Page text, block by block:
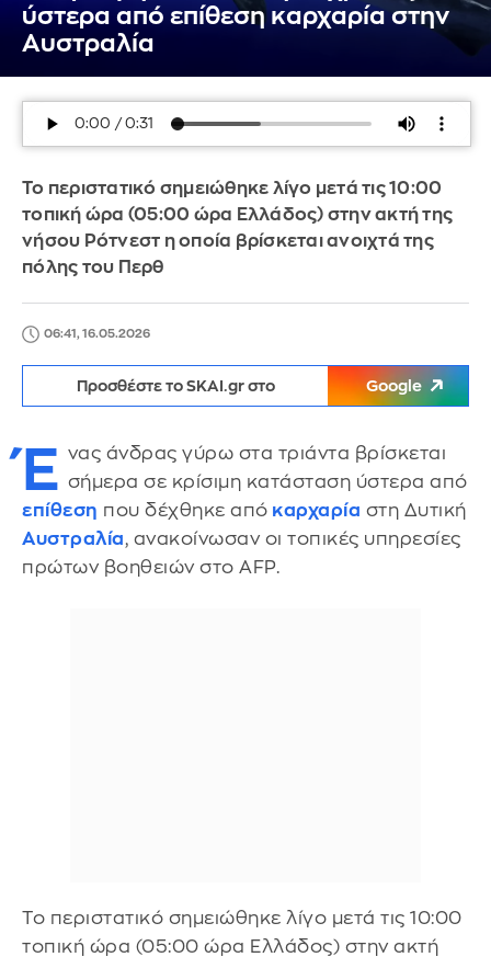
ύστερα από επίθεση καρχαρία στην
Αυστραλία
Το περιστατικό σημειώθηκε λίγο μετά τις 10:00
τοπική ώρα (05:00 ώρα Ελλάδος) στην ακτή της
νήσου Ρότνεστ η οποία βρίσκεται ανοιχτά της
πόλης του Περθ
06:41, 16.05.2026
Προσθέστε το SKAI.gr στο Google
Έ νας άνδρας γύρω στα τριάντα βρίσκεται
σήμερα σε κρίσιμη κατάσταση ύστερα από
επίθεση που δέχθηκε από καρχαρία στη Δυτική
Αυστραλία, ανακοίνωσαν οι τοπικές υπηρεσίες
πρώτων βοηθειών στο AFP.
Το περιστατικό σημειώθηκε λίγο μετά τις 10:00
τοπική ώρα (05:00 ώρα Ελλάδος) στην ακτή